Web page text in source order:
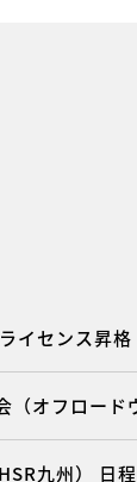
イセンス昇
（オフロー
九州） 日程